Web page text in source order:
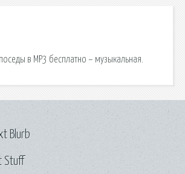
в MP3 бесплатно – музыкальная.
Stuff
Blurb